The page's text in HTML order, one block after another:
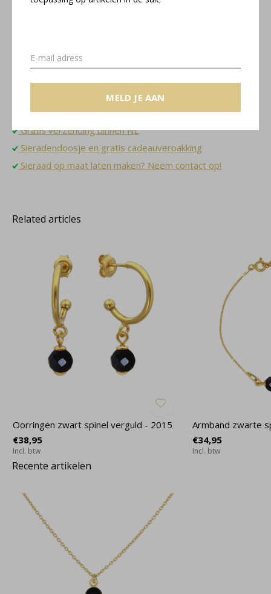
MELD JE AAN
Materiaal: verguld met zilveren kern en onyx
Gratis verzending binnen NL
Sieradendoosje en gratis cadeauverpakking
Sieraad op maat laten maken? Neem contact op!
Related articles
Oorringen zwart spinel verguld - 2015
€38,95
Incl. btw
Armband zwarte
€34,95
Incl. btw
Recente artikelen